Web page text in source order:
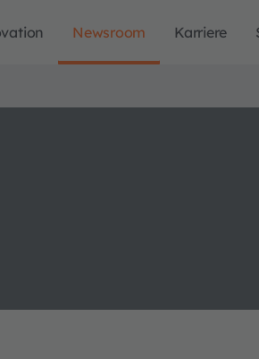
Newsroom Karriere